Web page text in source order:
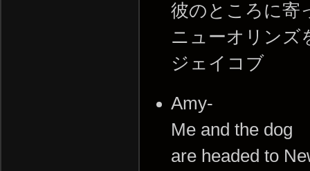
彼のところに寄
ニューオリンズ
ジェイコブ
Amy-
Me and the dog
are headed to